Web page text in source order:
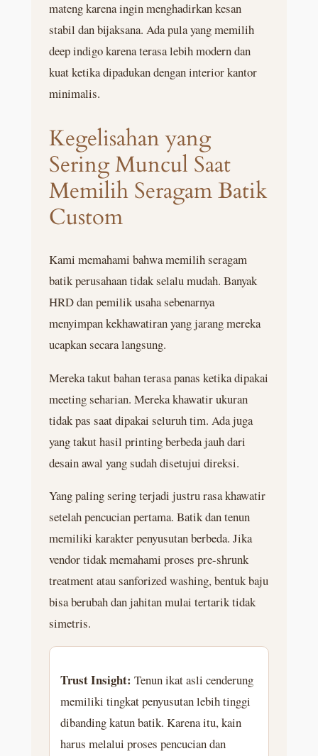
mateng karena ingin menghadirkan kesan
stabil dan bijaksana. Ada pula yang memilih
deep indigo karena terasa lebih modern dan
kuat ketika dipadukan dengan interior kantor
minimalis.
Kegelisahan yang
Sering Muncul Saat
Memilih Seragam Batik
Custom
Kami memahami bahwa memilih seragam
batik perusahaan tidak selalu mudah. Banyak
HRD dan pemilik usaha sebenarnya
menyimpan kekhawatiran yang jarang mereka
ucapkan secara langsung.
Mereka takut bahan terasa panas ketika dipakai
meeting seharian. Mereka khawatir ukuran
tidak pas saat dipakai seluruh tim. Ada juga
yang takut hasil printing berbeda jauh dari
desain awal yang sudah disetujui direksi.
Yang paling sering terjadi justru rasa khawatir
setelah pencucian pertama. Batik dan tenun
memiliki karakter penyusutan berbeda. Jika
vendor tidak memahami proses pre-shrunk
treatment atau sanforized washing, bentuk baju
bisa berubah dan jahitan mulai tertarik tidak
simetris.
Trust Insight: Tenun ikat asli cenderung
memiliki tingkat penyusutan lebih tinggi
dibanding katun batik. Karena itu, kain
harus melalui proses pencucian dan